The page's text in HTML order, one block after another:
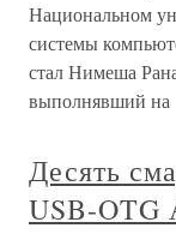
Национальном
системы
стал Нимеша
выполнявший на
Десять
USB-OTG